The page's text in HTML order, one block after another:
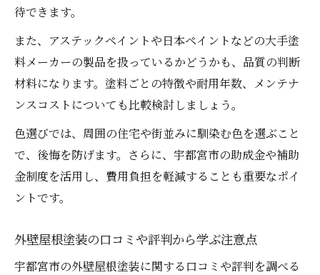
待できます。
また、アステックペイントや日本ペイントなどの大手塗
料メーカーの製品を扱っているかどうかも、品質の判断
材料になります。塗料ごとの特徴や耐用年数、メンテナ
ンスコストについても比較検討しましょう。
色選びでは、周囲の住宅や街並みに馴染む色を選ぶこと
で、後悔を防げます。さらに、宇都宮市の助成金や補助
金制度を活用し、費用負担を軽減することも重要なポイ
ントです。
外壁屋根塗装の口コミや評判から学ぶ注意点
宇都宮市の外壁屋根塗装に関する口コミや評判を調べる